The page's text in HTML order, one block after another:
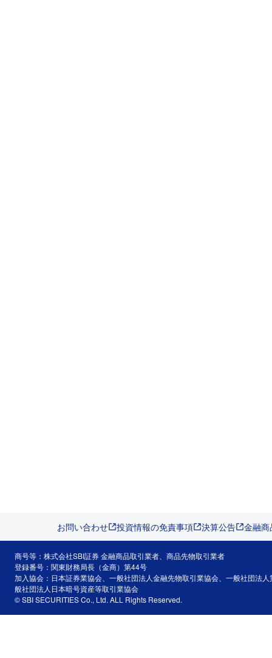
お問い合わせ 投資情報の免責事項 決算公告 金融
商号等：株式会社SBI証券 金融商品取引業者、商品先物取引業者
登録番号：関東財務局長（金商）第44号
加入協会：日本証券業協会、一般社団法人金融先物取引業協会、一般社団法
般社団法人日本暗号資産等取引業協会
© SBI SECURITIES Co., Ltd. ALL Rights Reserved.